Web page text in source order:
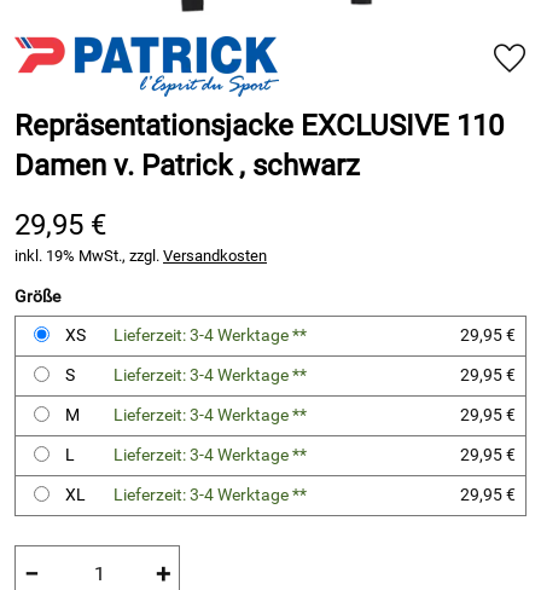
Repräsentationsjacke EXCLUSIVE 110
Damen v. Patrick , schwarz
29,95 €
inkl. 19% MwSt., zzgl. Versandkosten
Größe
XS
Lieferzeit: 3-4 Werktage **
29,95 €
S
Lieferzeit: 3-4 Werktage **
29,95 €
M
Lieferzeit: 3-4 Werktage **
29,95 €
L
Lieferzeit: 3-4 Werktage **
29,95 €
XL
Lieferzeit: 3-4 Werktage ** 29,95 €
− +